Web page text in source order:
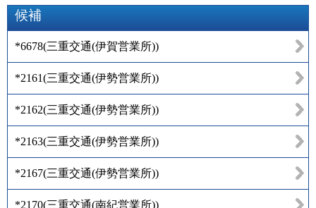
候補
*6678(三重交通(伊賀営業所))
*2161(三重交通(伊勢営業所))
*2162(三重交通(伊勢営業所))
*2163(三重交通(伊勢営業所))
*2167(三重交通(伊勢営業所))
*2170(三重交通(南紀営業所))